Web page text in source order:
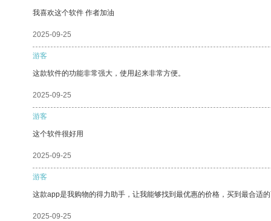
我喜欢这个软件 作者加油
2025-09-25
游客
这款软件的功能非常强大，使用起来非常方便。
2025-09-25
游客
这个软件很好用
2025-09-25
游客
这款app是我购物的得力助手，让我能够找到最优惠的价格，买到最合适
2025-09-25